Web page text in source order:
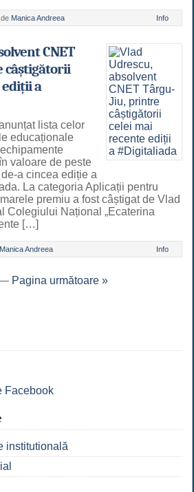
Manica Andreea Info
CNET
câștigătorii
a
lista celor
educaționale
valoare de peste
a cincea ediție a
La categoria Aplicații pentru
premiu a fost câștigat de Vlad
Colegiului Național „Ecaterina
[…]
Manica Andreea Info
Pagina următoare »
Facebook
institutională